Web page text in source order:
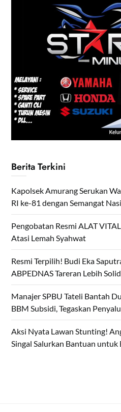
Berita Terkini
Kapolsek Amurang Serukan
RI ke-81 dengan Semangat
Pengobatan Resmi ALAT
Atasi Lemah Syahwat
Resmi Terpilih! Budi Eka
ABPEDNAS Tareran Lebih
Manajer SPBU Tateli Bantah
BBM Subsidi, Tegaskan
Aksi Nyata Lawan Stunting!
Singal Salurkan Bantuan